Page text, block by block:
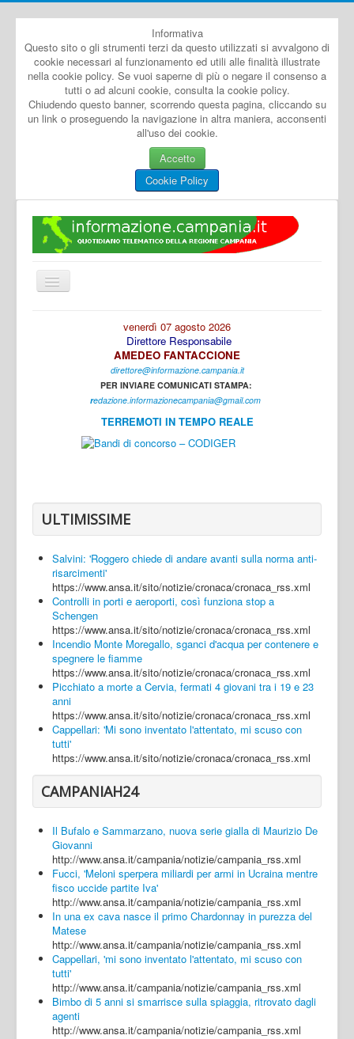
Informativa
Questo sito o gli strumenti terzi da questo utilizzati si avvalgono di
cookie necessari al funzionamento ed utili alle finalità illustrate
nella cookie policy. Se vuoi saperne di più o negare il consenso a
tutti o ad alcuni cookie, consulta la cookie policy.
Chiudendo questo banner, scorrendo questa pagina, cliccando su
un link o proseguendo la navigazione in altra maniera, acconsenti
all'uso dei cookie.
Accetto
Cookie Policy
Cambia
navigazione
Caserta
Napoli
Salerno
Login
venerdì 07 agosto 2026
Direttore Responsabile
AMEDEO FANTACCIONE
direttore@informazione.campania.it
PER INVIARE COMUNICATI STAMPA:
redazione.informazionecampania@gmail.com
TERREMOTI IN TEMPO REALE
ULTIMISSIME
Salvini: 'Roggero chiede di andare avanti sulla norma anti-
risarcimenti'
https://www.ansa.it/sito/notizie/cronaca/cronaca_rss.xml
Controlli in porti e aeroporti, così funziona stop a
Schengen
https://www.ansa.it/sito/notizie/cronaca/cronaca_rss.xml
Incendio Monte Moregallo, sganci d'acqua per contenere e
spegnere le fiamme
https://www.ansa.it/sito/notizie/cronaca/cronaca_rss.xml
Picchiato a morte a Cervia, fermati 4 giovani tra i 19 e 23
anni
https://www.ansa.it/sito/notizie/cronaca/cronaca_rss.xml
Cappellari: 'Mi sono inventato l'attentato, mi scuso con
tutti'
https://www.ansa.it/sito/notizie/cronaca/cronaca_rss.xml
CAMPANIAH24
Il Bufalo e Sammarzano, nuova serie gialla di Maurizio De
Giovanni
http://www.ansa.it/campania/notizie/campania_rss.xml
Fucci, 'Meloni sperpera miliardi per armi in Ucraina mentre
fisco uccide partite Iva'
http://www.ansa.it/campania/notizie/campania_rss.xml
In una ex cava nasce il primo Chardonnay in purezza del
Matese
http://www.ansa.it/campania/notizie/campania_rss.xml
Cappellari, 'mi sono inventato l'attentato, mi scuso con
tutti'
http://www.ansa.it/campania/notizie/campania_rss.xml
Bimbo di 5 anni si smarrisce sulla spiaggia, ritrovato dagli
agenti
http://www.ansa.it/campania/notizie/campania_rss.xml